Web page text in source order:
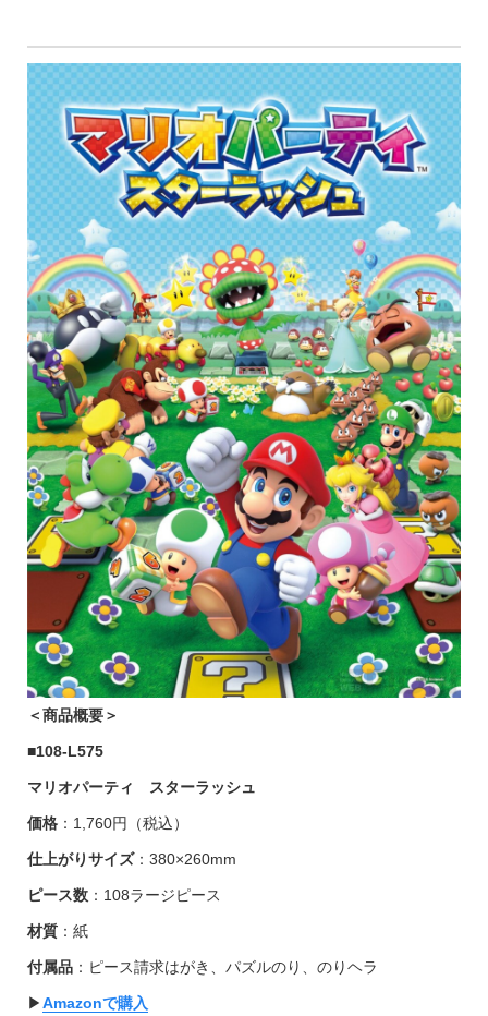
＜商品概要＞
■108-L575
マリオパーティ スターラッシュ
価格：1,760円（税込）
仕上がりサイズ：380×260mm
ピース数：108ラージピース
材質：紙
付属品：ピース請求はがき、パズルのり、のりヘラ
▶︎Amazonで購入